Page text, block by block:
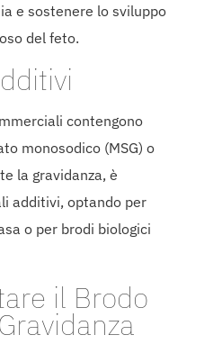
e sostenere lo sviluppo
del feto.
contengono
monosodico (MSG) o
la gravidanza, è
additivi, optando per
o per brodi biologici
il Brodo